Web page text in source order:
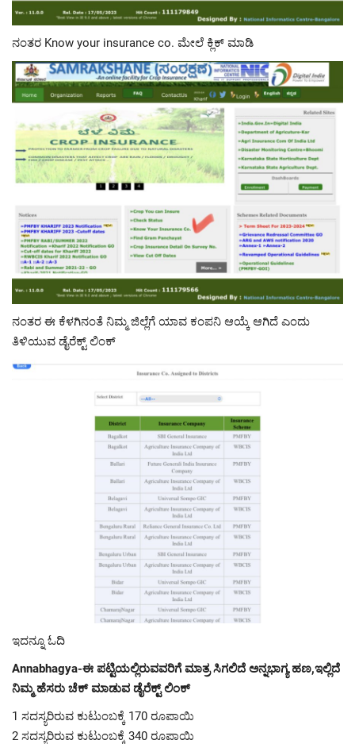
ನಂತರ Know your insurance co. ಮೇಲೆ ಕ್ಲಿಕ್ ಮಾಡಿ
ನಂತರ ಈ ಕೆಳಗಿನಂತೆ ನಿಮ್ಮ ಜಿಲ್ಲೆಗೆ ಯಾವ ಕಂಪನಿ ಆಯ್ಕೆ ಆಗಿದೆ ಎಂದು
ತಿಳಿಯುವ ಡೈರೆಕ್ಟ್ ಲಿಂಕ್
ಇದನ್ನೂ ಓದಿ
Annabhagya-ಈ ಪಟ್ಟಿಯಲ್ಲಿರುವವರಿಗೆ ಮಾತ್ರ ಸಿಗಲಿದೆ ಅನ್ನಭಾಗ್ಯ ಹಣ,ಇಲ್ಲಿದೆ
ನಿಮ್ಮ ಹೆಸರು ಚೆಕ್ ಮಾಡುವ ಡೈರೆಕ್ಟ್ ಲಿಂಕ್
1 ಸದಸ್ಯರಿರುವ ಕುಟುಂಬಕ್ಕೆ 170 ರೂಪಾಯಿ
2 ಸದಸ್ಯರಿರುವ ಕುಟುಂಬಕ್ಕೆ 340 ರೂಪಾಯಿ